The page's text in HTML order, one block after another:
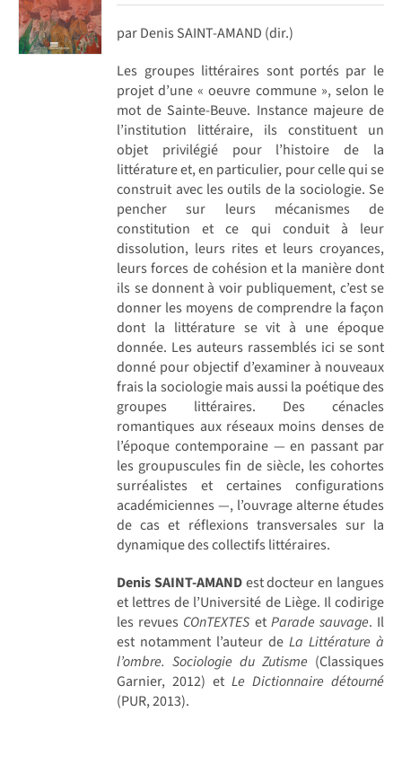
par Denis SAINT-AMAND (dir.)
Les groupes littéraires sont portés par le
projet d’une « oeuvre commune », selon le
mot de Sainte-Beuve. Instance majeure de
l’institution littéraire, ils constituent un
objet privilégié pour l’histoire de la
littérature et, en particulier, pour celle qui se
construit avec les outils de la sociologie. Se
pencher sur leurs mécanismes de
constitution et ce qui conduit à leur
dissolution, leurs rites et leurs croyances,
leurs forces de cohésion et la manière dont
ils se donnent à voir publiquement, c’est se
donner les moyens de comprendre la façon
dont la littérature se vit à une époque
donnée. Les auteurs rassemblés ici se sont
donné pour objectif d’examiner à nouveaux
frais la sociologie mais aussi la poétique des
groupes littéraires. Des cénacles
romantiques aux réseaux moins denses de
l’époque contemporaine — en passant par
les groupuscules fin de siècle, les cohortes
surréalistes et certaines configurations
académiciennes —, l’ouvrage alterne études
de cas et réflexions transversales sur la
dynamique des collectifs littéraires.
Denis SAINT-AMANDest docteur en langues
et lettres de l’Université de Liège. Il codirige
les revues COnTEXTES et Parade sauvage. Il
est notamment l’auteur deLa Littérature à
l’ombre. Sociologie du Zutisme (Classiques
Garnier, 2012) etLe Dictionnaire détourné
(PUR, 2013).